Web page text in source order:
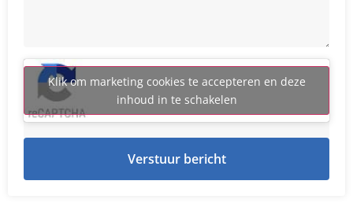
Klik om marketing cookies te accepteren en deze
inhoud in te schakelen
Verstuur bericht